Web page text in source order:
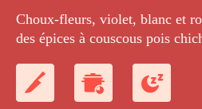
Choux-fleurs, violet, blanc et
des épices à couscous pois